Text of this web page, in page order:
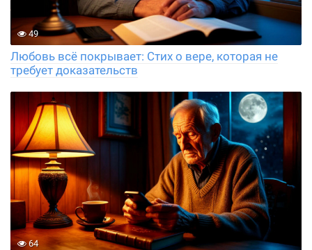
49
Любовь всё покрывает: Стих о вере, которая не
требует доказательств
64